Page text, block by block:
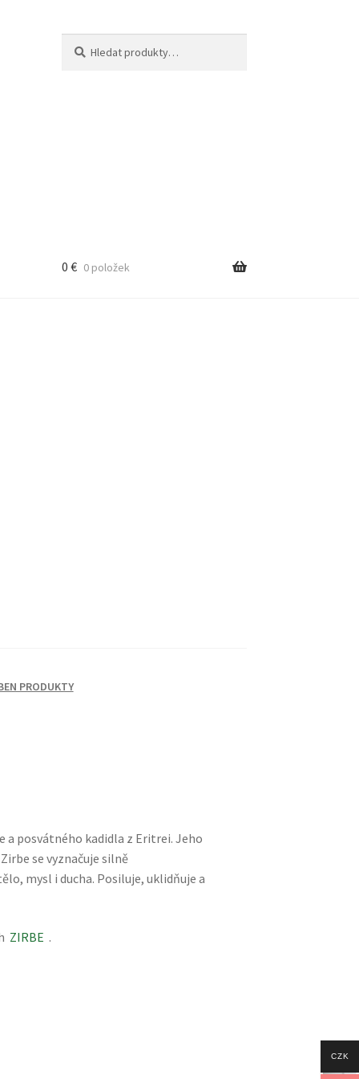
0 € 0 položek
PRODUKTY
a posvátného kadidla z Eritrei. Jeho
se vyznačuje silně
mysl i ducha. Posiluje, uklidňuje a
ZIRBE .
CZK